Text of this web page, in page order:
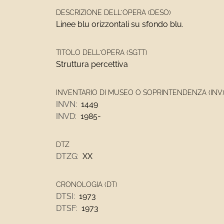
DESCRIZIONE DELL'OPERA (DESO)
Linee blu orizzontali su sfondo blu.
TITOLO DELL'OPERA (SGTT)
Struttura percettiva
INVENTARIO DI MUSEO O SOPRINTENDENZA (INV)
INVN: 1449
INVD: 1985-
DTZ
DTZG: XX
CRONOLOGIA (DT)
DTSI: 1973
DTSF: 1973